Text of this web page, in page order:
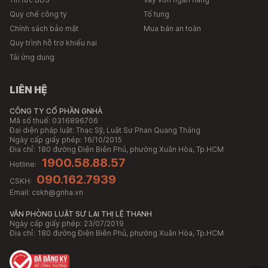
Quy chế công ty
Chính sách bảo mật
Quy trình hỗ trợ khiếu nại
Tải ứng dụng
Tố tụng
Mua bán an toàn
LIÊN HỆ
CÔNG TY CỔ PHẦN GNHÀ
Mã số thuế: 0316896706
Đại diện pháp luật: Thạc Sỹ, Luật Sư Phan Quang Thắng
Ngày cấp giấy phép: 16/10/2015
Địa chỉ: 180 đường Điện Biên Phủ, phường Xuân Hòa, Tp.HCM
Hotline:
1900.58.88.57
CSKH: 090.162.7939
Email: cskh@gnha.vn
VĂN PHÒNG LUẬT SƯ LẠI THỊ LỆ THANH
Ngày cấp giấy phép: 23/07/2019
Địa chỉ: 180 đường Điện Biên Phủ, phường Xuân Hòa, Tp.HCM